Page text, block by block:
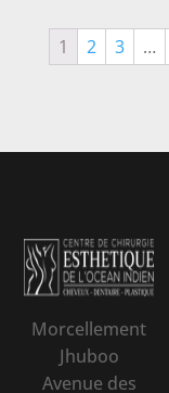
1
2 3 …
Morcellement
Jhuboo
Avenue des